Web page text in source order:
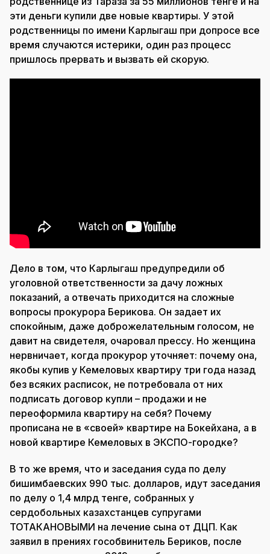
эти деньги купили две новые квартиры. У этой
родственницы по имени Карлыгаш при допросе все
время случаются истерики, один раз процесс
пришлось прервать и вызвать ей скорую.
Дело в том, что Карлыгаш предупредили об
уголовной ответственности за дачу ложных
показаний, а отвечать приходится на сложные
вопросы прокурора Берикова. Он задает их
спокойным, даже доброжелательным голосом, не
давит на свидетеля, очаровал прессу. Но женщина
нервничает, когда прокурор уточняет: почему она,
якобы купив у Кемеловых квартиру три года назад
без всяких расписок, не потребовала от них
подписать договор купли – продажи и не
переоформила квартиру на себя? Почему
прописана не в «своей» квартире на Бокейхана, а в
новой квартире Кемеловых в ЭКСПО-городке?
В то же время, что и заседания суда по делу
бишимбаевских 990 тыс. долларов, идут заседания
по делу о 1,4 млрд тенге, собранных у
сердобольных казахстанцев супругами
ТОТАКАНОВЫМИ на лечение сына от ДЦП. Как
заявил в прениях гособвинитель Бериков, после